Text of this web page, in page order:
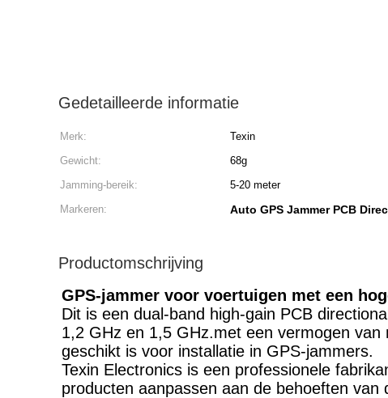
Gedetailleerde informatie
Merk: Texin
Gewicht:
68g
Jamming-bereik:
5-20 meter
Markeren:
Auto GPS Jammer PCB
Productomschrijving
GPS-jammer voor voertuigen met een
Dit is een dual-band high-gain PCB
1,2 GHz en 1,5 GHz.met een vermogen
geschikt is voor installatie in GPS-jammers.
Texin Electronics is een professionele
producten aanpassen aan de behoeften van